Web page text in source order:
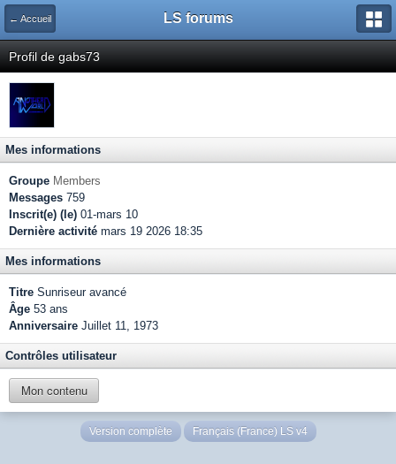
← Accueil LS forums
Profil de gabs73
Mes informations
Groupe Members
Messages 759
Inscrit(e) (le) 01-mars 10
Dernière activité mars 19 2026 18:35
Mes informations
Titre Sunriseur avancé
Âge 53 ans
Anniversaire Juillet 11, 1973
Contrôles utilisateur
Mon contenu
Version complète Français (France) LS v4